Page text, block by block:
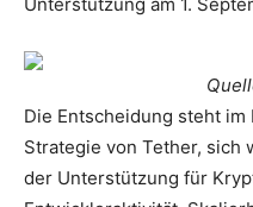
Die Entscheidung steht
Strategie von Tether, sich
der Unterstützung für